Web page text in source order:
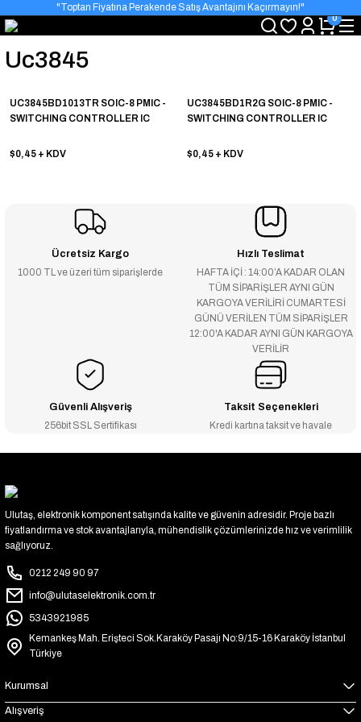
"Toptan Fiyatına Perakende Satış Avantajını Kaçırmayın!"
"Üyelere Özel: Stok Önceliği ve Proje Fiyatları."
0
Uc3845
UC3845BD1013TR SOIC-8 PMIC -
SWITCHING CONTROLLER IC
$0,45 + KDV
UC3845BD1R2G SOIC-8 PMIC -
SWITCHING CONTROLLER IC
$0,45 + KDV
Ücretsiz Kargo
1000 TL ve üzeri tüm siparişlerde
Hızlı Teslimat
HAFTA İÇİ : 14:00’A KADAR OLAN
TÜM SİPARİŞLER AYNI GÜN
KARGOYA VERİLİRİ CUMARTESİ
GÜNÜ VERİLEN TÜM SİPARİŞLER
12:00'A KADAR AYNI GÜN KARGOYA
VERİLİR
Güvenli Alışveriş
256bit SSL Sertifikası
Taksit Seçenekleri
Kredi kartına taksit ve havale
Ulutaş, elektronik komponent satışında kalite ve güvenin adresidir. Proje bazlı
fiyatlandırma ve stok avantajlarıyla, mühendislik çözümlerinizde hız ve verimlilik
sağlıyoruz.
0212 249 90 97
info@ulutaselektronik.com.tr
5343921985
Kemankeş Mah. Erişteci Sok.Karaköy Pasajı No:9/15-16 Karaköy İstanbul
Türkiye
Kurumsal
Alışveriş